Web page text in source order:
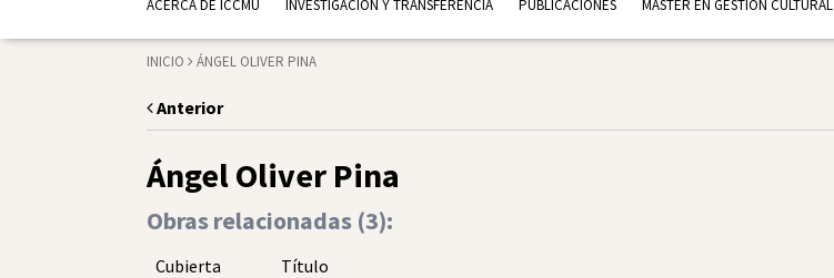
ACERCA DE ICCMU INVESTIGACIÓN Y TRANSFERENCIA PUBLICACIONES MÁSTER EN GESTIÓN CULTURAL
INICIO ÁNGEL OLIVER PINA
Anterior
Ángel Oliver Pina
Obras relacionadas (3):
Cubierta Título